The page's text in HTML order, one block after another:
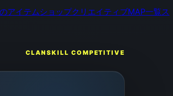
アイテムショップクリエイティブMAP一覧ス
CLANSKILL COMPETITIVE